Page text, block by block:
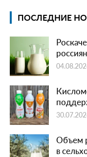
ПОСЛЕДНИЕ
Объем
в